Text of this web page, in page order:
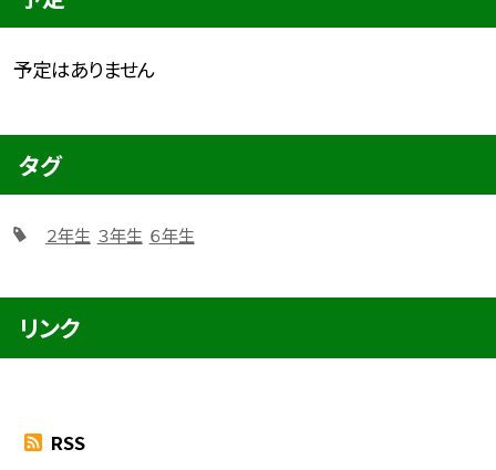
予定はありません
タグ
２年生 ３年生 ６年生
リンク
RSS